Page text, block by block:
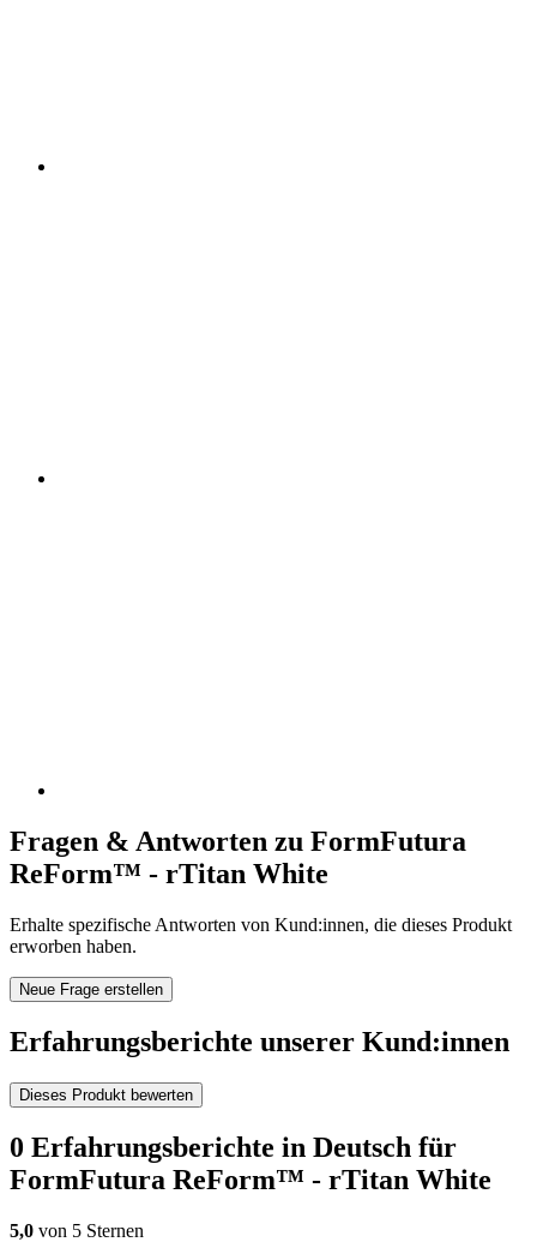
Fragen & Antworten zu FormFutura
ReForm™ - rTitan White
Erhalte spezifische Antworten von Kund:innen, die dieses Produkt
erworben haben.
Neue Frage erstellen
Erfahrungsberichte unserer Kund:innen
Dieses Produkt bewerten
0 Erfahrungsberichte in Deutsch für
FormFutura ReForm™ - rTitan White
5,0 von 5 Sternen